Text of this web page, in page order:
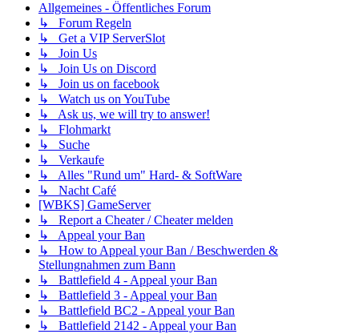
Allgemeines - Öffentliches Forum
↳ Forum Regeln
↳ Get a VIP ServerSlot
↳ Join Us
↳ Join Us on Discord
↳ Join us on facebook
↳ Watch us on YouTube
↳ Ask us, we will try to answer!
↳ Flohmarkt
↳ Suche
↳ Verkaufe
↳ Alles "Rund um" Hard- & SoftWare
↳ Nacht Café
[WBKS] GameServer
↳ Report a Cheater / Cheater melden
↳ Appeal your Ban
↳ How to Appeal your Ban / Beschwerden &
Stellungnahmen zum Bann
↳ Battlefield 4 - Appeal your Ban
↳ Battlefield 3 - Appeal your Ban
↳ Battlefield BC2 - Appeal your Ban
↳ Battlefield 2142 - Appeal your Ban